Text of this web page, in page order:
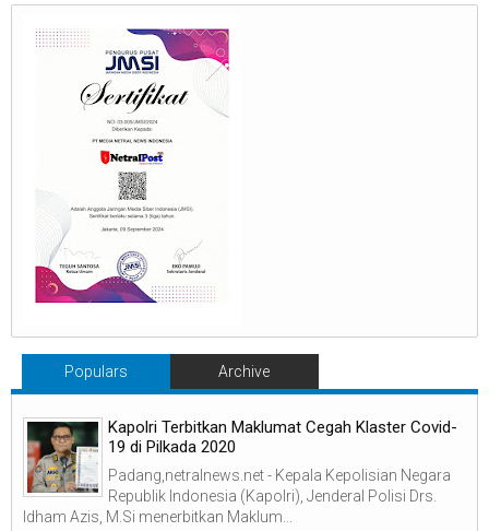
Populars Archive
Kapolri Terbitkan Maklumat Cegah Klaster Covid-
19 di Pilkada 2020
Padang,netralnews.net - Kepala Kepolisian Negara
Republik Indonesia (Kapolri), Jenderal Polisi Drs.
Idham Azis, M.Si menerbitkan Maklum...